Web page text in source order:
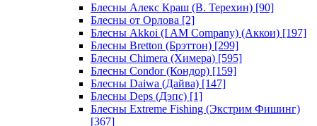
Блесны Алекс Краш (В. Терехин) [90]
Блесны от Орлова [2]
Блесны Akkoi (I AM Company) (Аккои) [197]
Блесны Bretton (Брэттон) [299]
Блесны Chimera (Химера) [595]
Блесны Condor (Кондор) [159]
Блесны Daiwa (Дайва) [147]
Блесны Deps (Дэпс) [1]
Блесны Extreme Fishing (Экстрим Фишинг)
[367]